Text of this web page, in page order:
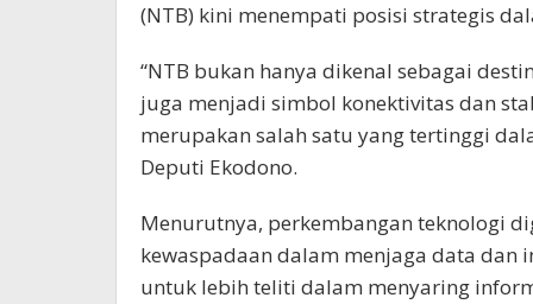
(NTB) kini menempati posisi strategis
“NTB bukan hanya dikenal sebagai
juga menjadi simbol konektivitas dan
merupakan salah satu yang tertinggi
Deputi Ekodono.
Menurutnya, perkembangan teknologi
kewaspadaan dalam menjaga data
untuk lebih teliti dalam menyaring